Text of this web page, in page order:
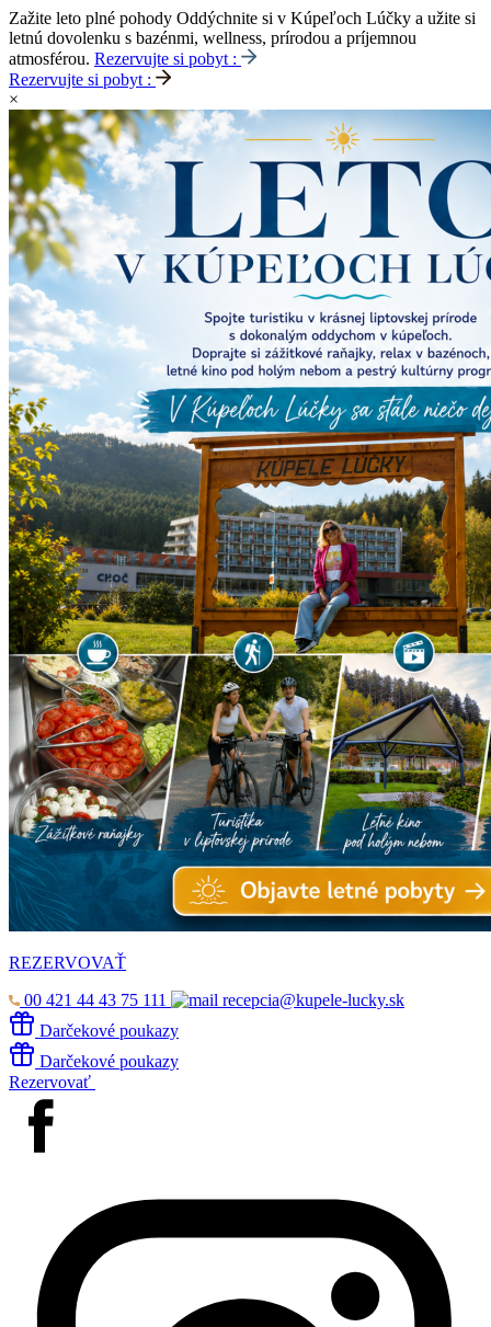
Zažite leto plné pohody Oddýchnite si v Kúpeľoch Lúčky a užite si
letnú dovolenku s bazénmi, wellness, prírodou a príjemnou
atmosférou. Rezervujte si pobyt :
Rezervujte si pobyt :
×
REZERVOVAŤ
00 421 44 43 75 111
recepcia@kupele-lucky.sk
Darčekové poukazy
Darčekové poukazy
Rezervovať